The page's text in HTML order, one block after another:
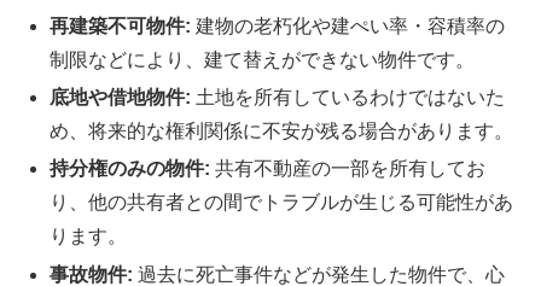
再建築不可物件: 建物の老朽化や建ぺい率・容積率の
制限などにより、建て替えができない物件です。
底地や借地物件: 土地を所有しているわけではないた
め、将来的な権利関係に不安が残る場合があります。
持分権のみの物件: 共有不動産の一部を所有してお
り、他の共有者との間でトラブルが生じる可能性があ
ります。
事故物件: 過去に死亡事件などが発生した物件で、心